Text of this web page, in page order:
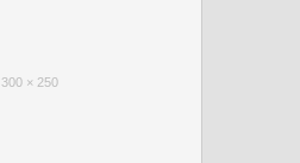
300 × 250